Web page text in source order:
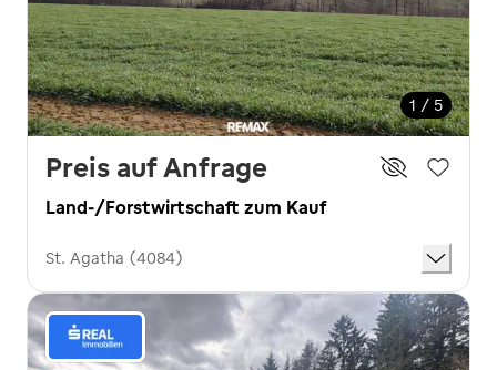
1 / 5
Preis auf Anfrage
Land-/Forstwirtschaft zum Kauf
St. Agatha (4084)